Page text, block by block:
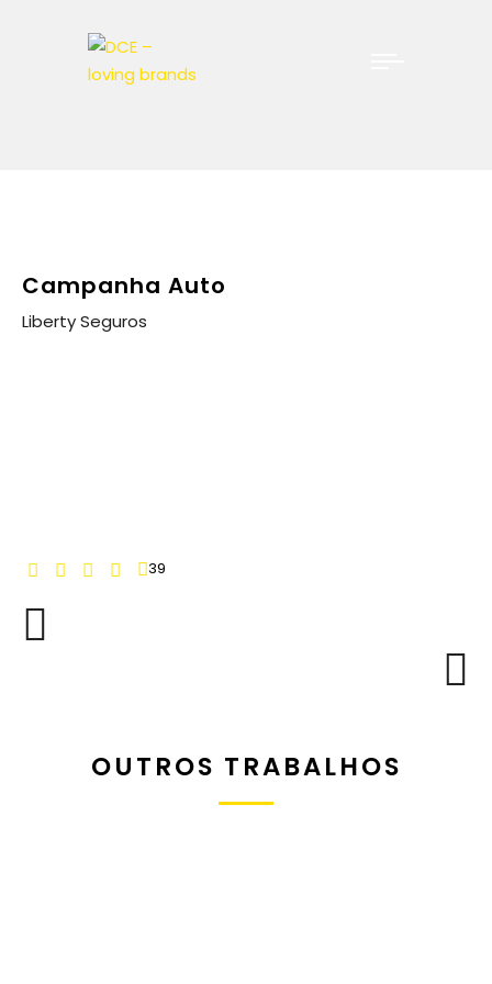
Campanha Auto
Liberty Seguros
39
OUTROS TRABALHOS